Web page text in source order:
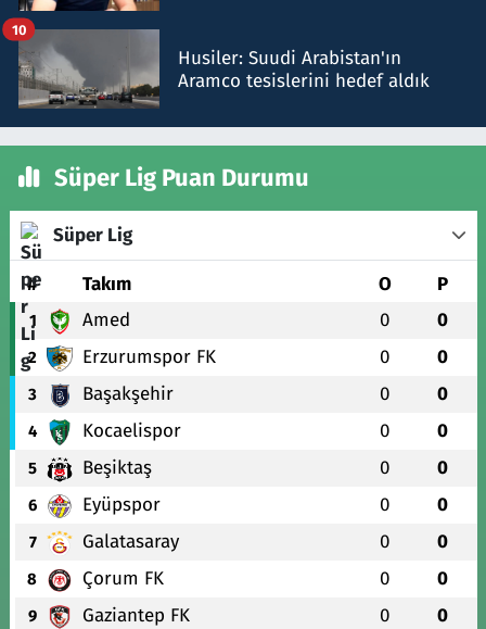
Husiler: Suudi Arabistan'ın
Aramco tesislerini hedef aldık
10
Süper Lig Puan Durumu
Süper Lig
# Takım O P
1 Amed 0 0
2 Erzurumspor FK 0 0
3 Başakşehir 0 0
4 Kocaelispor 0 0
5 Beşiktaş 0 0
6 Eyüpspor 0 0
7 Galatasaray 0 0
8 Çorum FK 0 0
9 Gaziantep FK 0 0